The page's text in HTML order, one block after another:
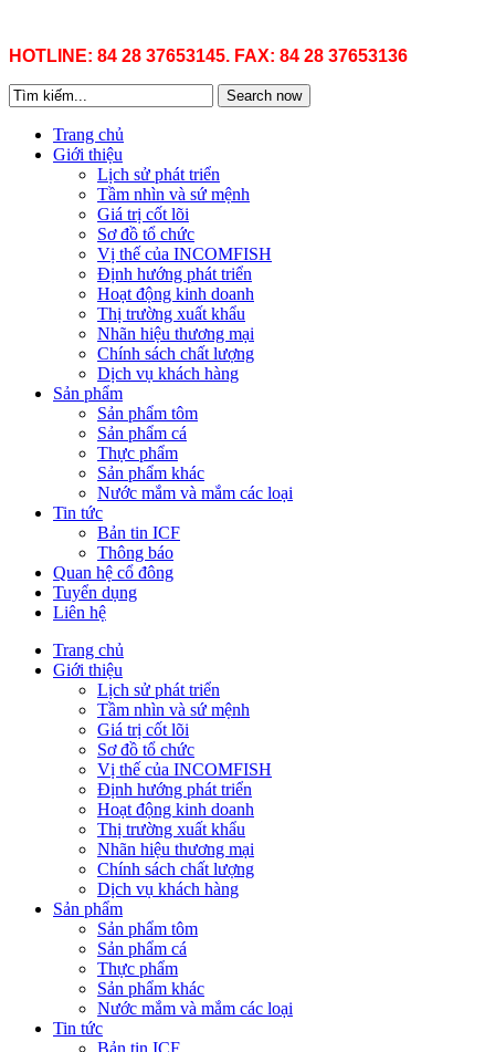
HOTLINE: 84 28 37653145. FAX: 84 28 37653136
Search now
Trang chủ
Giới thiệu
Lịch sử phát triển
Tầm nhìn và sứ mệnh
Giá trị cốt lõi
Sơ đồ tổ chức
Vị thế của INCOMFISH
Định hướng phát triển
Hoạt động kinh doanh
Thị trường xuất khẩu
Nhãn hiệu thương mại
Chính sách chất lượng
Dịch vụ khách hàng
Sản phẩm
Sản phẩm tôm
Sản phẩm cá
Thực phẩm
Sản phẩm khác
Nước mắm và mắm các loại
Tin tức
Bản tin ICF
Thông báo
Quan hệ cổ đông
Tuyển dụng
Liên hệ
Trang chủ
Giới thiệu
Lịch sử phát triển
Tầm nhìn và sứ mệnh
Giá trị cốt lõi
Sơ đồ tổ chức
Vị thế của INCOMFISH
Định hướng phát triển
Hoạt động kinh doanh
Thị trường xuất khẩu
Nhãn hiệu thương mại
Chính sách chất lượng
Dịch vụ khách hàng
Sản phẩm
Sản phẩm tôm
Sản phẩm cá
Thực phẩm
Sản phẩm khác
Nước mắm và mắm các loại
Tin tức
Bản tin ICF